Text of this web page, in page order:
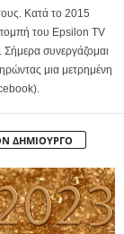
Κατά το 2015
του Epsilon TV
συνεργάζομαι
μια μετρημένη
ΔΗΜΙΟΥΡΓΟ